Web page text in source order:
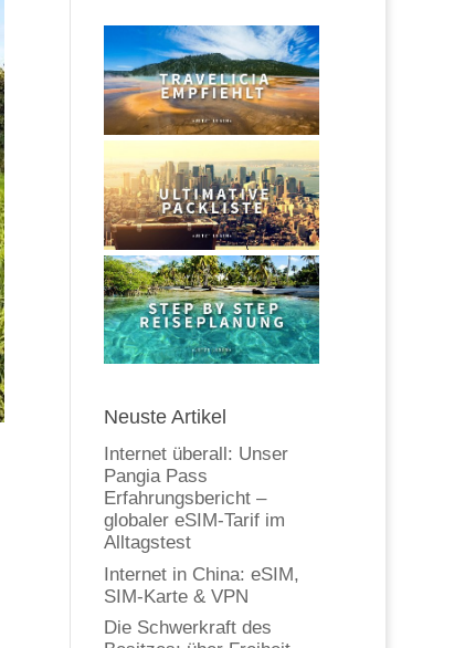
Neuste Artikel
Internet überall: Unser
Pangia Pass
Erfahrungsbericht –
globaler eSIM-Tarif im
Alltagstest
Internet in China: eSIM,
SIM-Karte & VPN
Die Schwerkraft des